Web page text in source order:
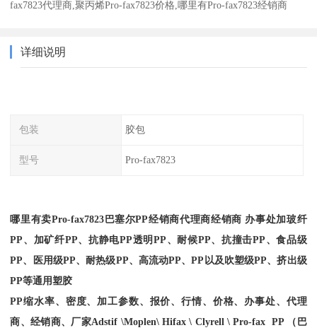
fax7823代理商,聚丙烯Pro-fax7823价格,哪里有Pro-fax7823经销商
详细说明
包装 胶包
型号 Pro-fax7823
哪里有卖Pro-fax7823巴塞尔PP经销商代理商经销商 办事处加玻纤
PP、加矿纤PP、抗静电PP透明PP、耐候PP、抗撞击PP、食品级
PP、医用级PP、耐热级PP、高流动PP、PP以及吹塑级PP、挤出级
PP等通用塑胶
PP缩水率、密度、加工参数、报价、行情、价格、办事处、代理
商、经销商、厂家Adstif \Moplen\ Hifax \ Clyrell \ Pro-fax PP （巴